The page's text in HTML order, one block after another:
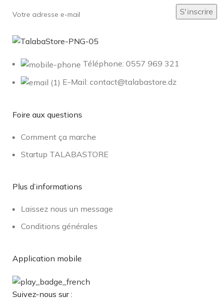
Téléphone: 0557 969 321
E-Mail: contact@talabastore.dz
Foire aux questions
Comment ça marche
Startup TALABASTORE
Plus d’informations
Laissez nous un message
Conditions générales
Application mobile
Suivez-nous sur :